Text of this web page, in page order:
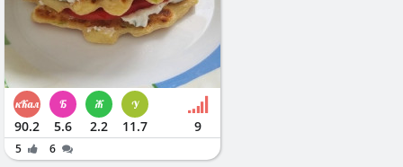
90.2 5.6 2.2 11.7 9
5 6